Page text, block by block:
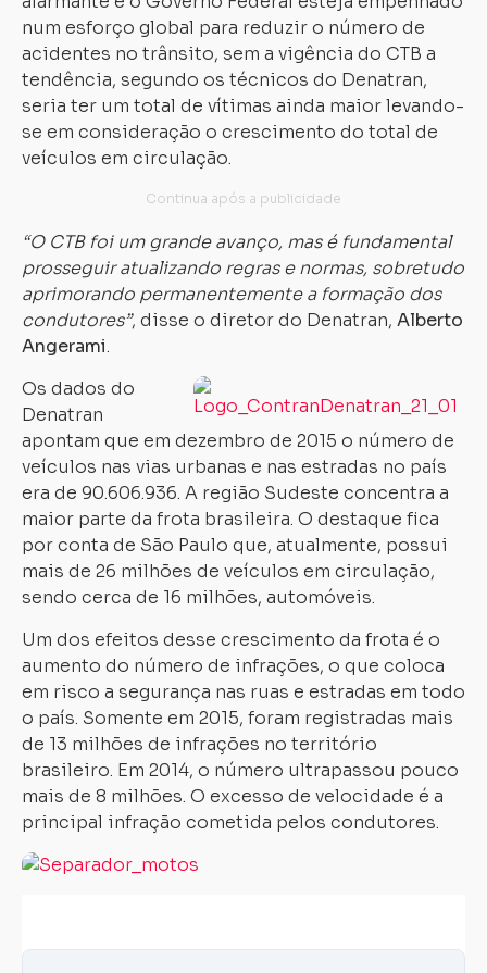
num esforço global para reduzir o número de
acidentes no trânsito, sem a vigência do CTB a
tendência, segundo os técnicos do Denatran,
seria ter um total de vítimas ainda maior levando-
se em consideração o crescimento do total de
veículos em circulação.
“O CTB foi um grande avanço, mas é fundamental
prosseguir atualizando regras e normas, sobretudo
aprimorando permanentemente a formação dos
condutores”, disse o diretor do Denatran, Alberto
Angerami.
Os dados do
Denatran
apontam que em dezembro de 2015 o número de
veículos nas vias urbanas e nas estradas no país
era de 90.606.936. A região Sudeste concentra a
maior parte da frota brasileira. O destaque fica
por conta de São Paulo que, atualmente, possui
mais de 26 milhões de veículos em circulação,
sendo cerca de 16 milhões, automóveis.
Um dos efeitos desse crescimento da frota é o
aumento do número de infrações, o que coloca
em risco a segurança nas ruas e estradas em todo
o país. Somente em 2015, foram registradas mais
de 13 milhões de infrações no território
brasileiro. Em 2014, o número ultrapassou pouco
mais de 8 milhões. O excesso de velocidade é a
principal infração cometida pelos condutores.